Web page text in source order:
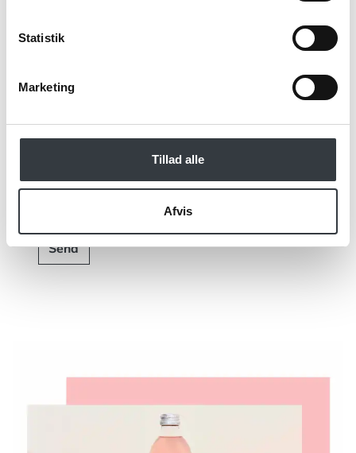
Statistik
Marketing
Tillad alle
Afvis
Jeg bekræfter at have læst TE & KAFFE
Send